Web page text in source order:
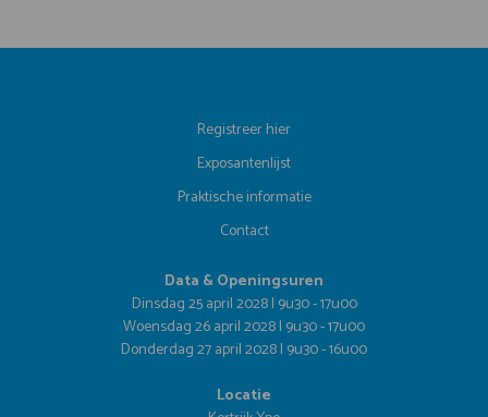
Registreer hier
Exposantenlijst
Praktische informatie
Contact
Data & Openingsuren
Dinsdag 25 april 2028 | 9u30 - 17u00
Woensdag 26 april 2028 | 9u30 - 17u00
Donderdag 27 april 2028 | 9u30 - 16u00
Locatie